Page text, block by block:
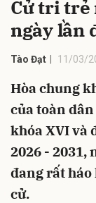
Cử tri trẻ
ngày lần
Tào Đạt 11/03/
Hòa chung
của toàn
khóa XVI và
2026 -
đang rất
cử.